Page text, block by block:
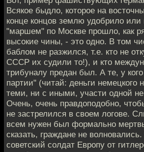
Всякое быдло, которое на
конце концов землю удобрило или
"маршем" по Москве прошло, как
высокие чины, - это одно. В том
баблом не разжился, т.е. кто не
СССР их судили то!), и кто
трибуналу предан был. А те, у
партии" (читай: деньги немецкого
теми, ни с иными, участи одной
Очень, очень правдоподобно,
не застрелился в своем логове.
всем нужен был формально
сказать, граждане не
советский солдат Европу от